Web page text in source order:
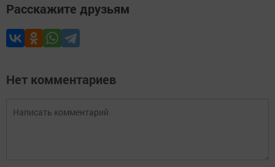
Расскажите друзьям
Нет комментариев